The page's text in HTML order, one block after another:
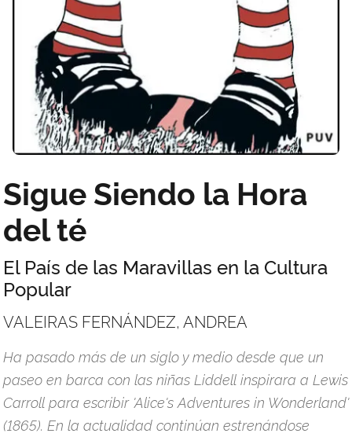
Sigue Siendo la Hora
del té
El País de las Maravillas en la Cultura
Popular
VALEIRAS FERNÁNDEZ, ANDREA
Ha pasado más de un siglo y medio desde que un
paseo en barca con las niñas Liddell inspirara a Lewis
Carroll para escribir 'Alice's Adventures in Wonderland'
(1865). En la actualidad continúan estrenándose